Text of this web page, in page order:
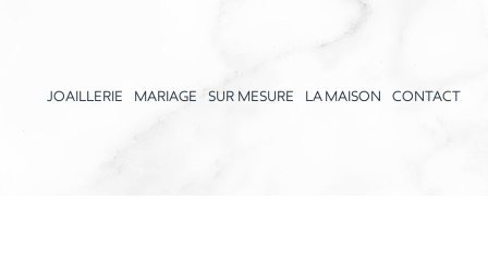
JOAILLERIE MARIAGE SUR MESURE LA MAISON CONTACT